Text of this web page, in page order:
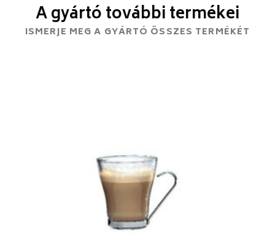
A gyártó további termékei
ISMERJE MEG A GYÁRTÓ ÖSSZES TERMÉKÉT